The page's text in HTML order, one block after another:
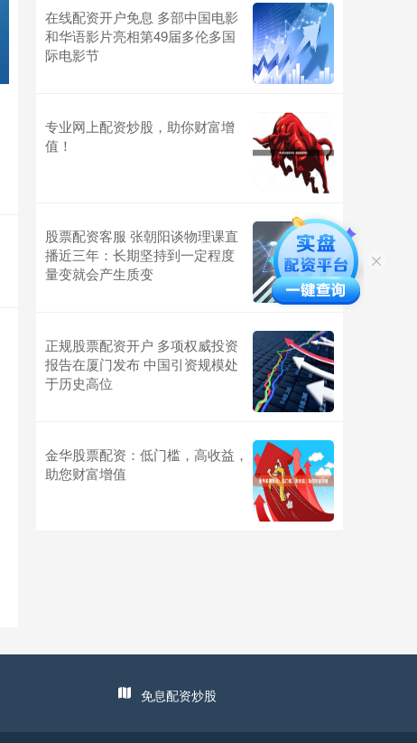
在线配资开户免息 多部中国电影
和华语影片亮相第49届多伦多国
际电影节
专业网上配资炒股，助你财富增
值！
股票配资客服 张朝阳谈物理课直
播近三年：长期坚持到一定程度
量变就会产生质变
正规股票配资开户 多项权威投资
报告在厦门发布 中国引资规模处
于历史高位
金华股票配资：低门槛，高收益，
助您财富增值
免息配资炒股